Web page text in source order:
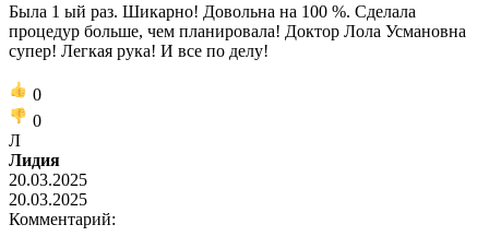
Была 1 ый раз. Шикарно! Довольна на 100 %. Сделала
процедур больше, чем планировала! Доктор Лола Усмановна
супер! Легкая рука! И все по делу!
0
0
Л
Лидия
20.03.2025
20.03.2025
Комментарий: